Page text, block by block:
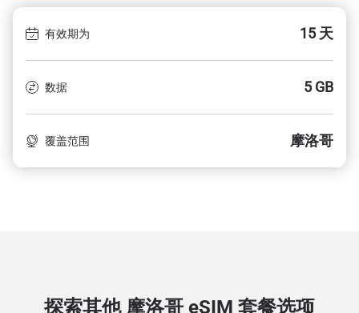
有效期为 15 天
数据 5 GB
覆盖范围 摩洛哥
探索其他 摩洛哥 eSIM 套餐选项